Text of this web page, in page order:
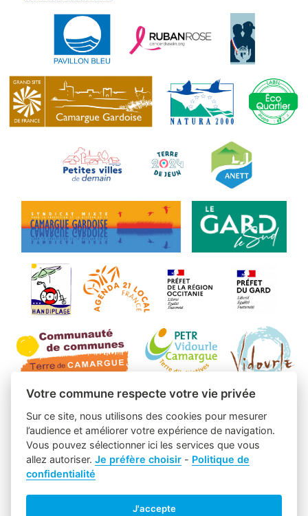
Votre commune respecte votre vie privée
Sur ce site, nous utilisons des cookies pour mesurer
l’audience et améliorer votre expérience de navigation.
Vous pouvez sélectionner ici les services que vous
allez autoriser.Je préfère choisir - Politique de
confidentialité
J'accepte